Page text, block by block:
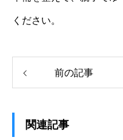
ください。
前の記事
関連記事